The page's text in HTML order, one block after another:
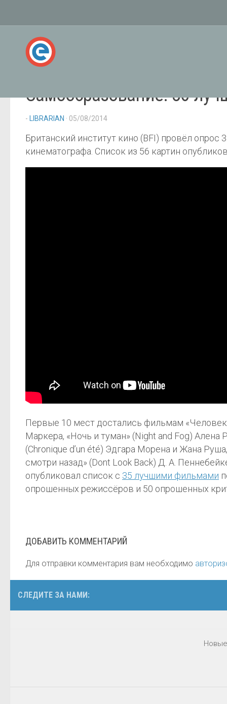
Самообразование: 56
- LIBRARIAN · 05/08/2014
Британский институт кино (BFI) провёл
кинематографа. Список из 56 картин
Первые 10 мест достались фильмам «Человек
Маркера, «Ночь и туман» (Night and Fog) Алена
(Chronique d’un été) Эдгара Морена и Жана
смотри назад» (Dont Look Back) Д. А.
опубликовал список с 35 лучшими фильмами
опрошенных режиссёров и 50 опрошенных
ДОБАВИТЬ КОММЕНТАРИЙ
Для отправки комментария вам необходимо
СЛЕДИТЕ ЗА НАМИ: